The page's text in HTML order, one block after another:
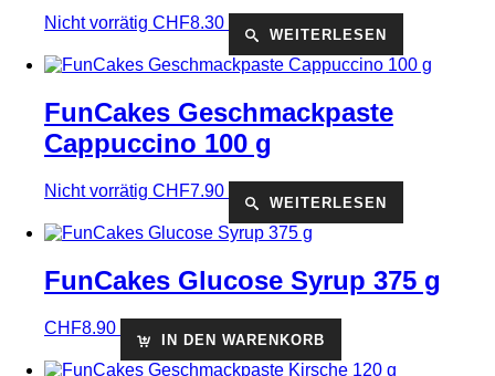
Nicht vorrätig CHF8.30
WEITERLESEN
FunCakes Geschmackpaste
Cappuccino 100 g
Nicht vorrätig CHF7.90
WEITERLESEN
FunCakes Glucose Syrup 375 g
CHF8.90
IN DEN WARENKORB